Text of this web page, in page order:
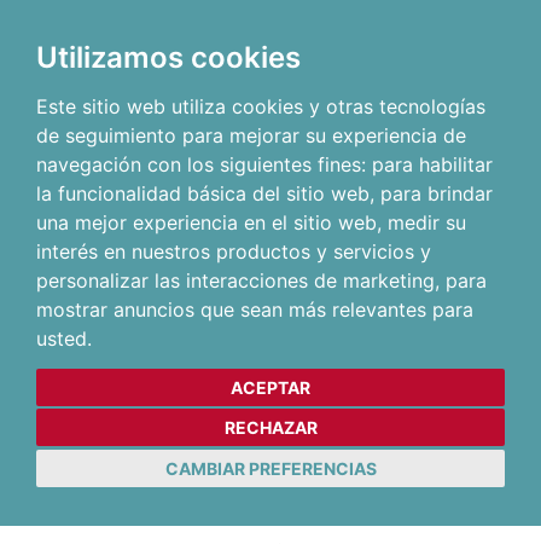
Utilizamos cookies
Este sitio web utiliza cookies y otras tecnologías
de seguimiento para mejorar su experiencia de
navegación con los siguientes fines: para habilitar
la funcionalidad básica del sitio web, para brindar
una mejor experiencia en el sitio web, medir su
interés en nuestros productos y servicios y
personalizar las interacciones de marketing, para
mostrar anuncios que sean más relevantes para
usted.
ACEPTAR
RECHAZAR
CAMBIAR PREFERENCIAS